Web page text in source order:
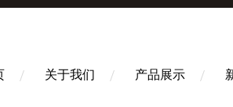
关于我们 产品展示